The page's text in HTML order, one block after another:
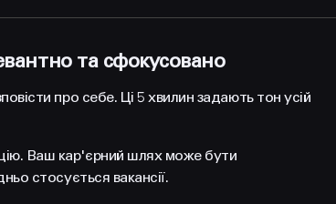
та сфокусовано
про себе. Ці 5 хвилин задають тон усій
Ваш кар'єрний шлях може бути
стосується вакансії.